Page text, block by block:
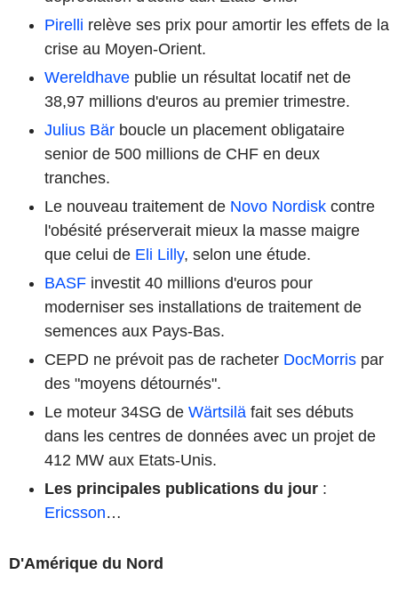
Pirelli relève ses prix pour amortir les effets de la
crise au Moyen-Orient.
Wereldhave publie un résultat locatif net de
38,97 millions d'euros au premier trimestre.
Julius Bär boucle un placement obligataire
senior de 500 millions de CHF en deux
tranches.
Le nouveau traitement de Novo Nordisk contre
l'obésité préserverait mieux la masse maigre
que celui de Eli Lilly, selon une étude.
BASF investit 40 millions d'euros pour
moderniser ses installations de traitement de
semences aux Pays-Bas.
CEPD ne prévoit pas de racheter DocMorris par
des "moyens détournés".
Le moteur 34SG de Wärtsilä fait ses débuts
dans les centres de données avec un projet de
412 MW aux Etats-Unis.
Les principales publications du jour :
Ericsson…
D'Amérique du Nord